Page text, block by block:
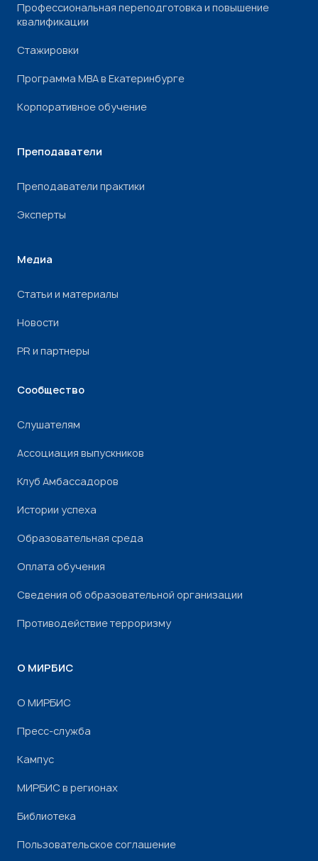
Профессиональная переподготовка и повышение
квалификации
Стажировки
Программа МВА в Екатеринбурге
Корпоративное обучение
Преподаватели
Преподаватели практики
Эксперты
Медиа
Статьи и материалы
Новости
PR и партнеры
Сообщество
Слушателям
Ассоциация выпускников
Клуб Амбассадоров
Истории успеха
Образовательная среда
Оплата обучения
Сведения об образовательной организации
Противодействие терроризму
О МИРБИС
О МИРБИС
Пресс-служба
Кампус
МИРБИС в регионах
Библиотека
Пользовательское соглашение